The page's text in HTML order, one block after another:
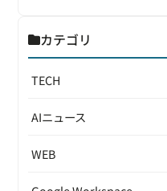
カテゴリ
TECH
AIニュース
WEB